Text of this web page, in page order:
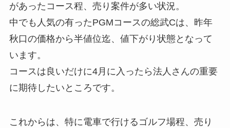
があったコース程、売り案件が多い状況。
中でも人気の有ったPGMコースの総武Cは、昨年
秋口の価格から半値位迄、値下がり状態となって
います。
コースは良いだけに4月に入ったら法人さんの重要
に期待したいところです。
これからは、特に電車で行けるゴルフ場程、売り